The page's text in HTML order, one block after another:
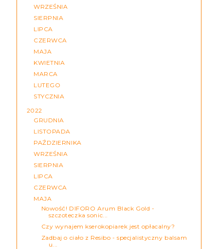
WRZEŚNIA
SIERPNIA
LIPCA
CZERWCA
MAJA
KWIETNIA
MARCA
LUTEGO
STYCZNIA
2022
GRUDNIA
LISTOPADA
PAŹDZIERNIKA
WRZEŚNIA
SIERPNIA
LIPCA
CZERWCA
MAJA
Nowość! DIFORO Arum Black Gold -
szczoteczka sonic...
Czy wynajem kserokopiarek jest opłacalny?
Zadbaj o ciało z Resibo - specjalistyczny balsam
u...